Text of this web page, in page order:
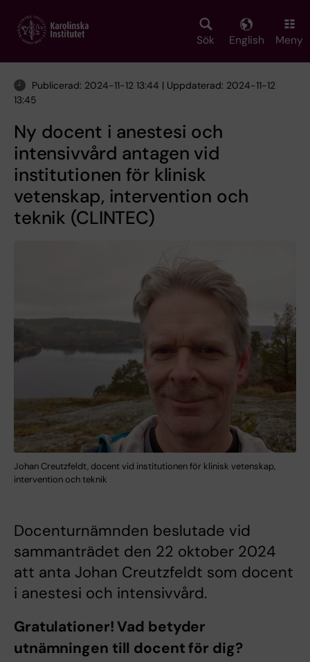
main
Sök English Meny
Publicerad: 2024-11-12 13:44 | Uppdaterad: 2024-11-12
13:45
Ny docent i anestesi och
intensivvård antagen vid
institutionen för klinisk
vetenskap, intervention och
teknik (CLINTEC)
Johan Creutzfeldt, docent vid institutionen för klinisk vetenskap,
intervention och teknik
Docenturnämnden beslutade vid
sammanträdet den 22 oktober 2024
att anta Johan Creutzfeldt som docent
i anestesi och intensivvård.
Gratulationer! Vad betyder
utnämningen till docent för dig?